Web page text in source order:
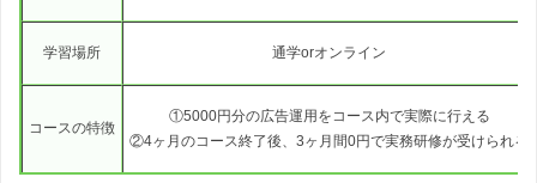
学習場所 通学orオンライン
コースの特徴
①5000円分の広告運用をコース内で実際に行える
②4ヶ月のコース終了後、3ヶ月間0円で実務研修が受けられる